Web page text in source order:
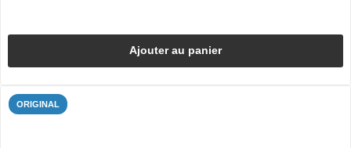
Ajouter au panier
ORIGINAL